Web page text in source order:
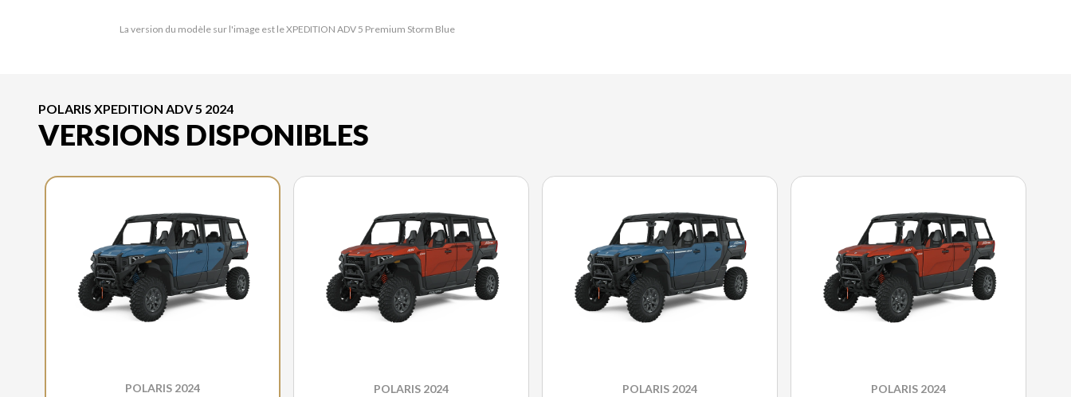
La version du modèle sur l'image est le XPEDITION ADV 5 Premium Storm Blue
POLARIS XPEDITION ADV 5 2024
VERSIONS DISPONIBLES
POLARIS 2024 POLARIS 2024 POLARIS 2024 POLARIS 2024